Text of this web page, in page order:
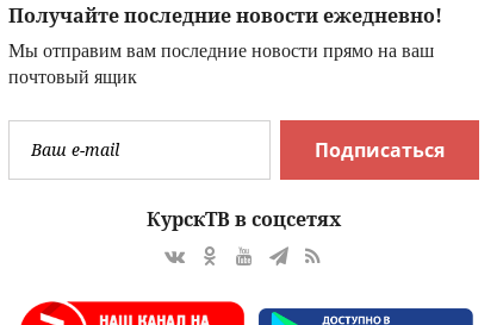
Получайте последние новости ежедневно!
Мы отправим вам последние новости прямо на ваш
почтовый ящик
Подписаться
КурскТВ в соцсетях